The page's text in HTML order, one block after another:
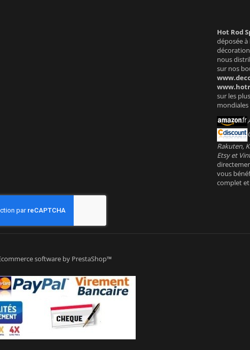
Hot Rod
déposée à
nous
sur nos
sur les
mondiales
Rakuten,
Etsy et
vous
complet
software by PrestaShop™